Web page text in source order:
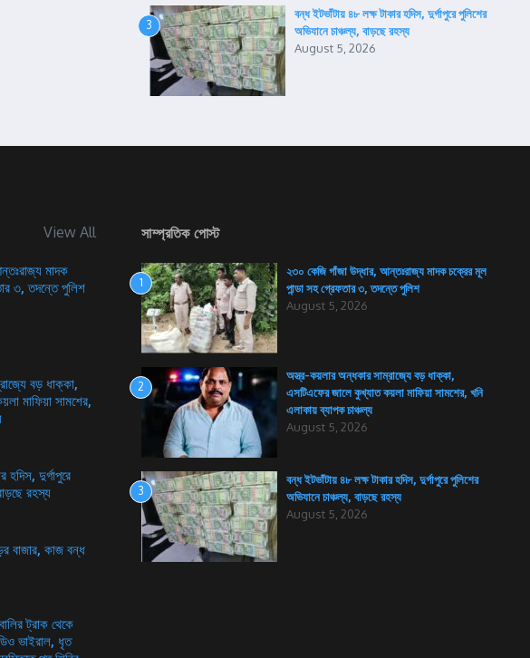
3
বন্ধ ইটভাঁটায় ৪৮ লক্ষ টাকার হদিস, দুর্গাপুরে পুলিশের
অভিযানে চাঞ্চল্য, বাড়ছে রহস্য
August 5, 2026
View All
মাদক
৩, তদন্তে পুলিশ
বড় ধাক্কা,
মাফিয়া সামশের,
হদিস, দুর্গাপুরে
রহস্য
বাজার, কাজ বন্ধ
ট্রাক থেকে
ভাইরাল, ধৃত
সাম্প্রতিক পোস্ট
1
২৩০ কেজি গাঁজা উদ্ধার, আন্তঃরাজ্য মাদক চক্রের মূল
পান্ডা সহ গ্রেফতার ৩, তদন্তে পুলিশ
August 5, 2026
2
অস্ত্র-কয়লার অন্ধকার সাম্রাজ্যে বড় ধাক্কা,
এসটিএফের জালে কুখ্যাত কয়লা মাফিয়া সামশের, খনি
এলাকায় ব্যাপক চাঞ্চল্য
August 5, 2026
3
বন্ধ ইটভাঁটায় ৪৮ লক্ষ টাকার হদিস, দুর্গাপুরে পুলিশের
অভিযানে চাঞ্চল্য, বাড়ছে রহস্য
August 5, 2026